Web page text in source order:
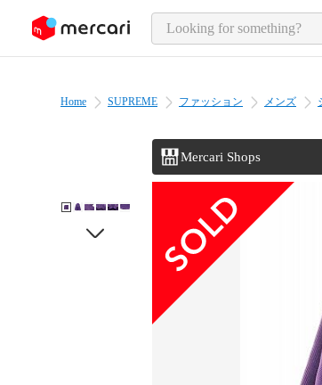
page content
Home SUPREME ファッション メンズ
Mercari Shops